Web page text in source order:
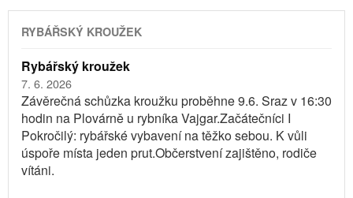
RYBÁŘSKÝ KROUŽEK
Rybářský kroužek
7. 6. 2026
Závěrečná schůzka kroužku proběhne 9.6. Sraz v 16:30
hodin na Plovárně u rybníka Vajgar.Začátečníci I
Pokročilý: rybářské vybavení na těžko sebou. K vůli
úspoře místa jeden prut.Občerstvení zajištěno, rodiče
vítáni.